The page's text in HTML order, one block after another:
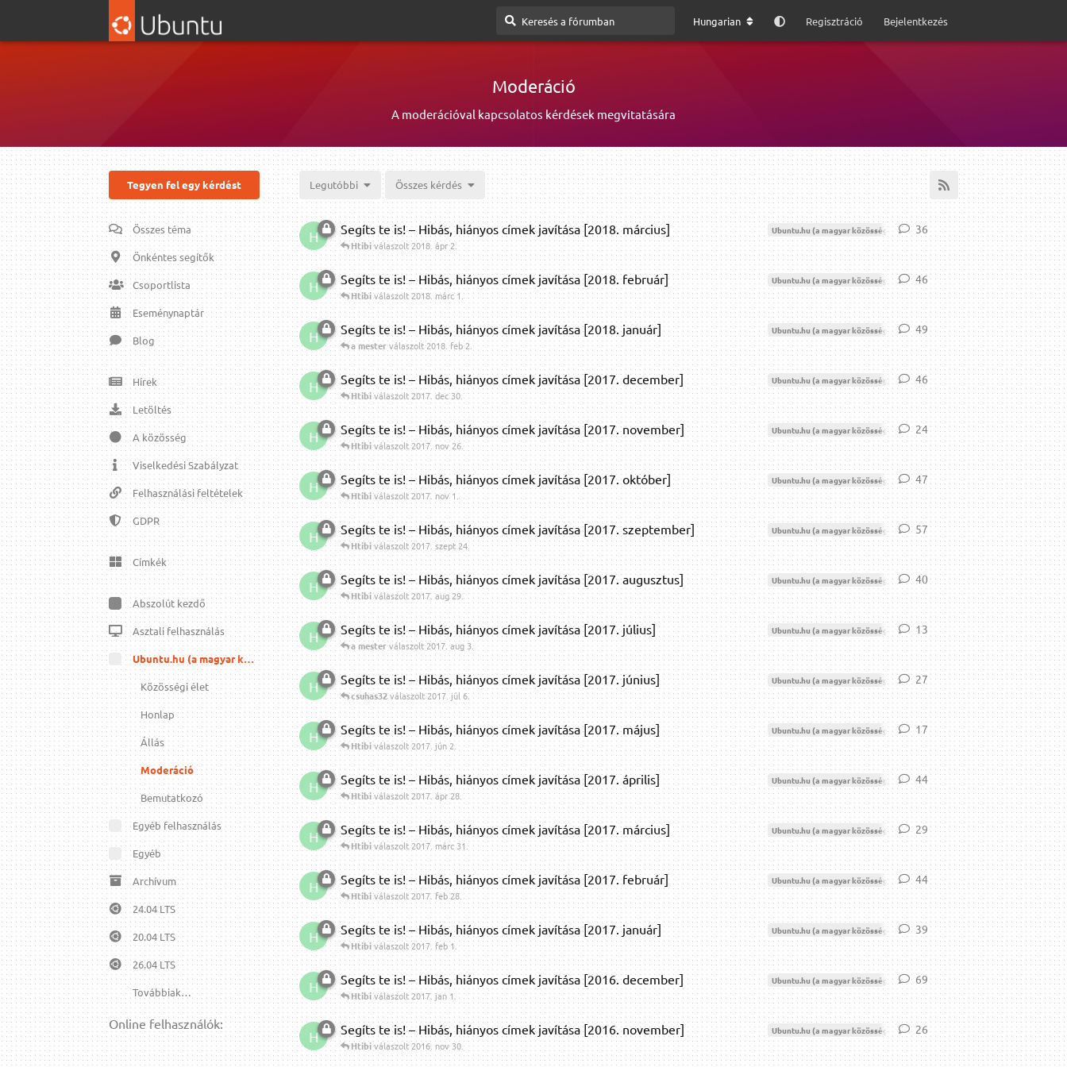
Hungarian Regisztráció Bejelentkezés
Moderáció
A moderációval kapcsolatos kérdések megvitatására
Tegyen fel egy kérdést
Összes téma
Önkéntes segítők
Csoportlista
Eseménynaptár
Blog
Hírek
Letöltés
A közösség
Viselkedési Szabályzat
Felhasználási feltételek
GDPR
Címkék
Abszolút kezdő
Asztali felhasználás
Ubuntu.hu (a magyar közösség)
Közösségi élet
Honlap
Állás
Moderáció
Bemutatkozó
Egyéb felhasználás
Egyéb
Archívum
24.04 LTS
20.04 LTS
26.04 LTS
Továbbiak…
Online felhasználók:
Legutóbbi Összes kérdés
H Segíts te is! – Hibás, hiányos címek javítása [2018. március] Ubuntu.hu (a magyar közösség) Moderáció
Htibiválaszolt2018. ápr 2.
36 36 válasz
H Segíts te is! – Hibás, hiányos címek javítása [2018. február] Ubuntu.hu (a magyar közösség) Moderáció
Htibiválaszolt2018. márc 1.
46 46 válasz
H Segíts te is! – Hibás, hiányos címek javítása [2018. január] Ubuntu.hu (a magyar közösség) Moderáció
a mesterválaszolt2018. feb 2.
49 49 válasz
H Segíts te is! – Hibás, hiányos címek javítása [2017. december] Ubuntu.hu (a magyar közösség) Moderáció
Htibiválaszolt2017. dec 30.
46 46 válasz
H Segíts te is! – Hibás, hiányos címek javítása [2017. november] Ubuntu.hu (a magyar közösség) Moderáció
Htibiválaszolt2017. nov 26.
2424 válasz
H Segíts te is! – Hibás, hiányos címek javítása [2017. október] Ubuntu.hu (a magyar közösség) Moderáció
Htibiválaszolt2017. nov 1.
47 47 válasz
H Segíts te is! – Hibás, hiányos címek javítása [2017. szeptember] Ubuntu.hu (a magyar közösség) Moderáció
Htibiválaszolt2017. szept 24.
57 57 válasz
H Segíts te is! – Hibás, hiányos címek javítása [2017. augusztus] Ubuntu.hu (a magyar közösség) Moderáció
Htibiválaszolt2017. aug 29.
40 40 válasz
H Segíts te is! – Hibás, hiányos címek javítása [2017. július] Ubuntu.hu (a magyar közösség) Moderáció
a mesterválaszolt2017. aug 3.
13 13 válasz
H Segíts te is! – Hibás, hiányos címek javítása [2017. június] Ubuntu.hu (a magyar közösség) Moderáció
csuhas32válaszolt2017. júl 6.
27 27 válasz
H Segíts te is! – Hibás, hiányos címek javítása [2017. május] Ubuntu.hu (a magyar közösség) Moderáció
Htibiválaszolt2017. jún 2.
17 17 válasz
H Segíts te is! – Hibás, hiányos címek javítása [2017. április] Ubuntu.hu (a magyar közösség) Moderáció
Htibiválaszolt2017. ápr 28.
4444 válasz
H Segíts te is! – Hibás, hiányos címek javítása [2017. március] Ubuntu.hu (a magyar közösség) Moderáció
Htibiválaszolt2017. márc 31.
29 29 válasz
H Segíts te is! – Hibás, hiányos címek javítása [2017. február] Ubuntu.hu (a magyar közösség) Moderáció
Htibiválaszolt2017. feb 28.
4444 válasz
H Segíts te is! – Hibás, hiányos címek javítása [2017. január] Ubuntu.hu (a magyar közösség) Moderáció
Htibiválaszolt2017. feb 1.
39 39 válasz
H Segíts te is! – Hibás, hiányos címek javítása [2016. december] Ubuntu.hu (a magyar közösség) Moderáció
Htibiválaszolt2017. jan 1.
69 69 válasz
H Segíts te is! – Hibás, hiányos címek javítása [2016. november] Ubuntu.hu (a magyar közösség) Moderáció
Htibiválaszolt2016. nov 30.
26 26 válasz